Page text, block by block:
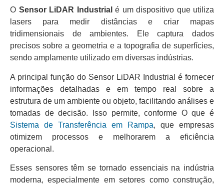
O Sensor LiDAR Industrial é um dispositivo que utiliza
lasers para medir distâncias e criar mapas
tridimensionais de ambientes. Ele captura dados
precisos sobre a geometria e a topografia de superfícies,
sendo amplamente utilizado em diversas indústrias.
A principal função do Sensor LiDAR Industrial é fornecer
informações detalhadas e em tempo real sobre a
estrutura de um ambiente ou objeto, facilitando análises e
tomadas de decisão. Isso permite, conforme O que é
Sistema de Transferência em Rampa, que empresas
otimizem processos e melhorarem a eficiência
operacional.
Esses sensores têm se tornado essenciais na indústria
moderna, especialmente em setores como construção,